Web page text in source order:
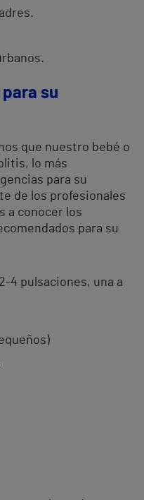
su
que nuestro bebé o
lo más
para su
de los profesionales
a conocer los
para su
4 pulsaciones, una a